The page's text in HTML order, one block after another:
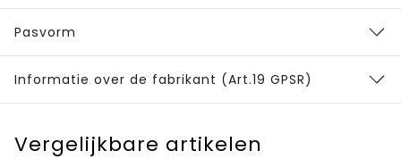
Pasvorm
Informatie over de fabrikant (Art.19 GPSR)
Vergelijkbare artikelen